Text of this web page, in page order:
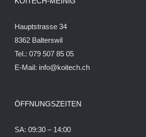
Hauptstrasse 34
8362 Balterswil
Tel.: 079 507 85 05
E-Mail: info@koitech.ch
ÖFFNUNGSZEITEN
SA: 09:30 – 14:00